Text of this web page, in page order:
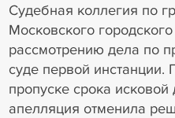
Судебная коллегия по
Московского
рассмотрению дела по
суде первой
пропуске срока исковой
апелляция отменила